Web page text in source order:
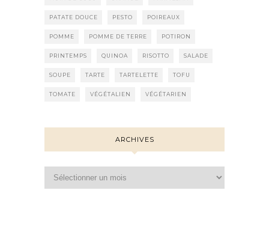
PATATE DOUCE PESTO POIREAUX
POMME POMME DE TERRE POTIRON
PRINTEMPS QUINOA RISOTTO SALADE
SOUPE TARTE TARTELETTE TOFU
TOMATE VÉGÉTALIEN VÉGÉTARIEN
ARCHIVES